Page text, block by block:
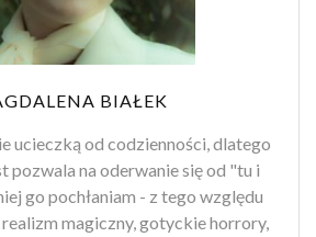
BIAŁEK
ucieczką od codzienności, dlatego
pozwala na oderwanie się od "tu i
go pochłaniam - z tego względu
magiczny, gotyckie horrory,